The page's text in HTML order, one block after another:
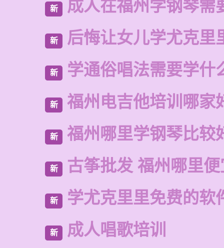
新 成人在福州学钢琴需
新 后悔让女儿学尤克里
新 学通俗唱法需要学什
新 福州电吉他培训哪家
新 福州哪里学钢琴比较
新 古筝批发 福州哪里
新 学尤克里里免费的软
新 成人唱歌培训